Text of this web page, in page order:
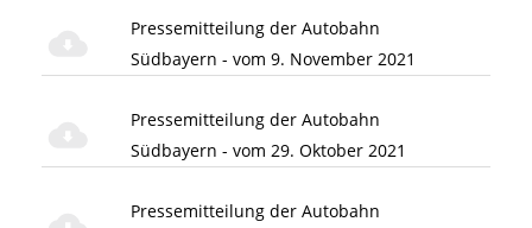
Pressemitteilung der Autobahn
Südbayern - vom 9. November 2021
Pressemitteilung der Autobahn
Südbayern - vom 29. Oktober 2021
Pressemitteilung der Autobahn